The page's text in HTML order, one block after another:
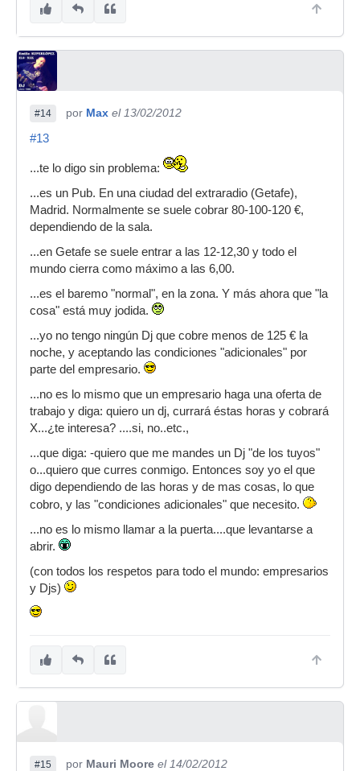
#14 por Max el 13/02/2012
#13
...te lo digo sin problema:
...es un Pub. En una ciudad del extraradio (Getafe),
Madrid. Normalmente se suele cobrar 80-100-120 €,
dependiendo de la sala.
...en Getafe se suele entrar a las 12-12,30 y todo el
mundo cierra como máximo a las 6,00.
...es el baremo "normal", en la zona. Y más ahora que "la
cosa" está muy jodida.
...yo no tengo ningún Dj que cobre menos de 125 € la
noche, y aceptando las condiciones "adicionales" por
parte del empresario.
...no es lo mismo que un empresario haga una oferta de
trabajo y diga: quiero un dj, currará éstas horas y cobrará
X...¿te interesa? ....si, no..etc.,
...que diga: -quiero que me mandes un Dj "de los tuyos"
o...quiero que curres conmigo. Entonces soy yo el que
digo dependiendo de las horas y de mas cosas, lo que
cobro, y las "condiciones adicionales" que necesito.
...no es lo mismo llamar a la puerta....que levantarse a
abrir.
(con todos los respetos para todo el mundo: empresarios
y Djs)
#15 por Mauri Moore el 14/02/2012